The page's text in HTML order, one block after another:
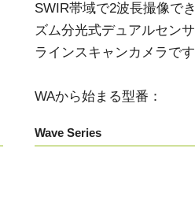
SWIR帯域で2波長撮像で
ズム分光式デュアルセン
ラインスキャンカメラです
WAから始まる型番：
Wave Series